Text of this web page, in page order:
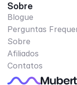
Sobre
Blogue
Perguntas
Sobre
Afiliados
Contatos